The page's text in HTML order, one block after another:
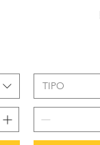
TIPO